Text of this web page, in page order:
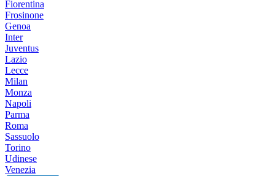
Fiorentina
Frosinone
Genoa
Inter
Juventus
Lazio
Lecce
Milan
Monza
Napoli
Parma
Roma
Sassuolo
Torino
Udinese
Venezia